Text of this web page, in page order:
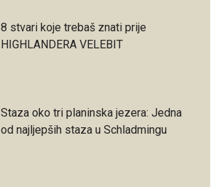
8 stvari koje trebaš znati prije
HIGHLANDERA VELEBIT
Staza oko tri planinska jezera: Jedna
od najljepših staza u Schladmingu